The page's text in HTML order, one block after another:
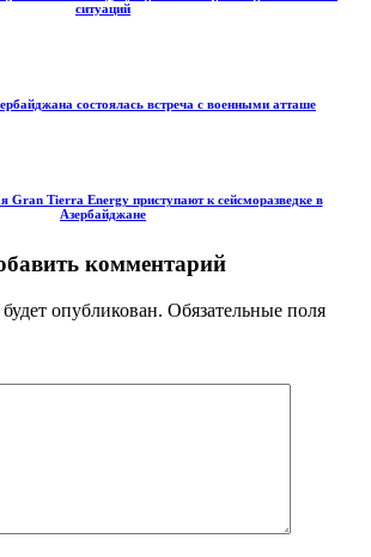
ситуаций
состоялась встреча с военными атташе
Gran Tierra Energy приступают к сейсморазведке в
Азербайджане
комментарий
опубликован. Обязательные поля